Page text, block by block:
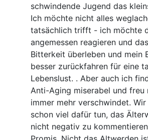
schwindende Jugend das
Ich möchte nicht alles
tatsächlich trifft - ich möchte
angemessen reagieren und
Bitterkeit überleben und mein
besser zurückfahren für eine
Lebenslust. . Aber auch ich
Anti-Aging miserabel und freu
immer mehr verschwindet.
schon viel dafür tun, das
nicht negativ zu